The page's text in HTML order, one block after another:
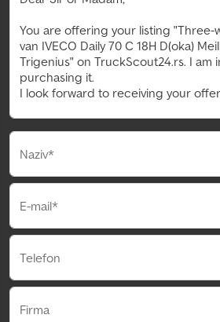
Naziv*
E-mail*
Telefon
Firma